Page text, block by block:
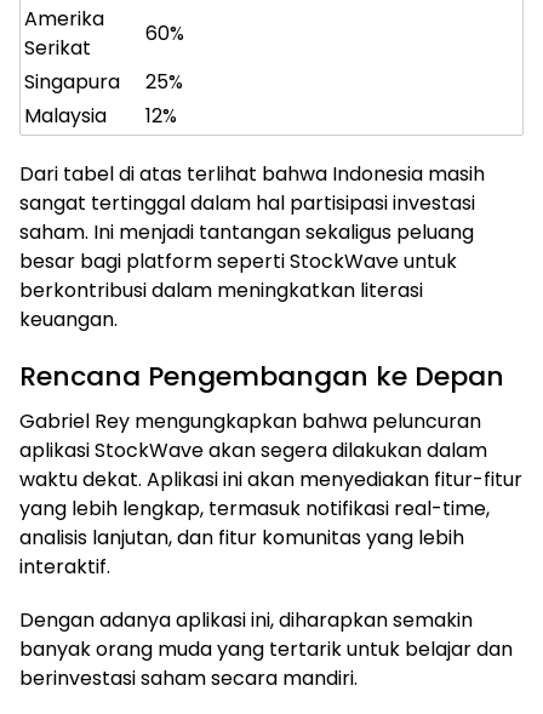
Amerika
Serikat
60%
Singapura
25%
Malaysia
12%
Dari tabel di atas terlihat bahwa Indonesia masih
sangat tertinggal dalam hal partisipasi investasi
saham. Ini menjadi tantangan sekaligus peluang
besar bagi platform seperti StockWave untuk
berkontribusi dalam meningkatkan literasi
keuangan.
Rencana Pengembangan ke Depan
Gabriel Rey mengungkapkan bahwa peluncuran
aplikasi StockWave akan segera dilakukan dalam
waktu dekat. Aplikasi ini akan menyediakan fitur-fitur
yang lebih lengkap, termasuk notifikasi real-time,
analisis lanjutan, dan fitur komunitas yang lebih
interaktif.
Dengan adanya aplikasi ini, diharapkan semakin
banyak orang muda yang tertarik untuk belajar dan
berinvestasi saham secara mandiri.